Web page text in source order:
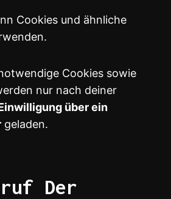
Cookies und ähnliche
Cookies sowie
nur nach deiner
über ein
geladen.
Der